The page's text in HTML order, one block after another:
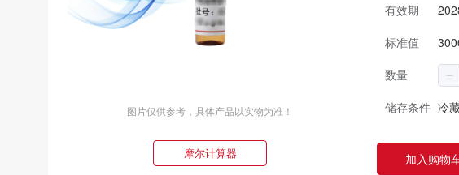
图片仅供参考，具体产品以实物为准！
摩尔计算器
有效期
标准值
数量
储存条件 冷
加入购物